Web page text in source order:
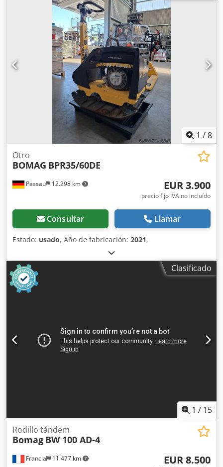
1 /8
Passau 12.298 km
Otro
BOMAG BPR35/60DE
EUR 3.900
precio fijo IVA no incluído
Consultar Llamar
Estado: usado, Año de fabricación: 2021,
Clasificado
1 / 15
Francia 11.477 km
Rodillo tándem
Bomag BW 100 AD-4
EUR 8.500